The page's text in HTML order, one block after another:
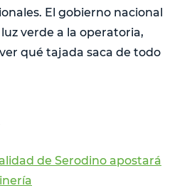
El gobierno nacional
verde a la operatoria,
qué tajada saca de todo
de Serodino apostará